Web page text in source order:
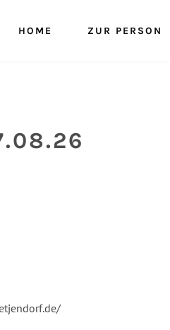
HOME ZUR PERSON